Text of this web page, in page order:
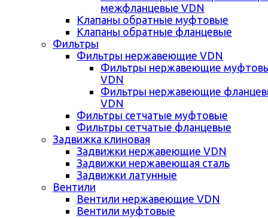
межфланцевые VDN
Клапаны обратные муфтовые
Клапаны обратные фланцевые
Фильтры
Фильтры нержавеющие VDN
Фильтры нержавеющие
VDN
Фильтры нержавеющие
VDN
Фильтры сетчатые муфтовые
Фильтры сетчатые фланцевые
Задвижка клиновая
Задвижки нержавеющие VDN
Задвижки нержавеющая сталь
Задвижки латунные
Вентили
Вентили нержавеющие VDN
Вентили муфтовые